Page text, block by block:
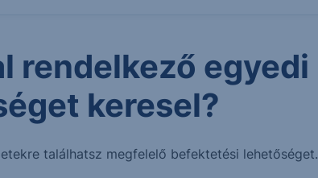
rendelkező egyedi
keresel?
találhatsz megfelelő befektetési lehetőséget.